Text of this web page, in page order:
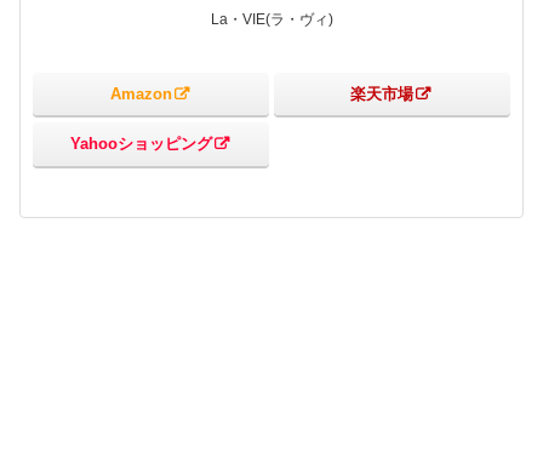
La・VIE(ラ・ヴィ)
Amazon 楽天市場
Yahooショッピング